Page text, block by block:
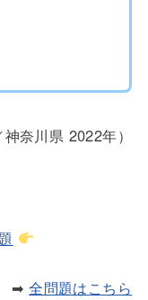
奈川県 2022年）
➡全問題はこちら